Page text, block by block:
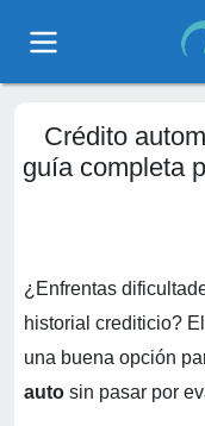
Crédito
guía completa
¿Enfrentas
historial crediticio?
una buena opción
auto sin pasar por